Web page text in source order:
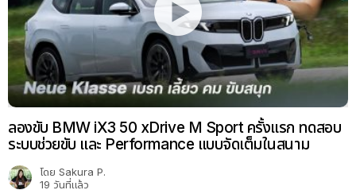
ลองขับ BMW iX3 50 xDrive M Sport ครั้งแรก ทดสอบ
ระบบช่วยขับ และ Performance แบบจัดเต็มในสนาม
โดย Sakura P.
19 วันที่แล้ว